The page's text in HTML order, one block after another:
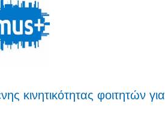
κινητικότητας φοιτητών για